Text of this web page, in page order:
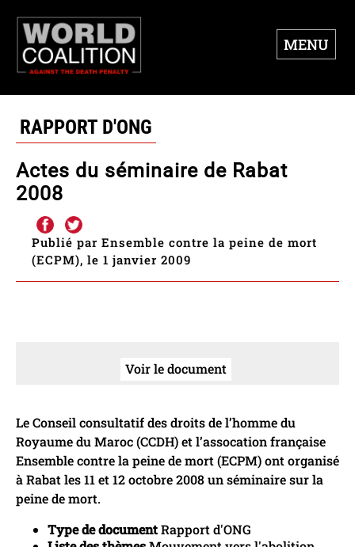
MENU
RAPPORT D'ONG
Actes du séminaire de Rabat
2008
Publié par Ensemble contre la peine de mort
(ECPM), le 1 janvier 2009
Voir le document
Le Conseil consultatif des droits de l’homme du
Royaume du Maroc (CCDH) et l’assocation française
Ensemble contre la peine de mort (ECPM) ont organisé
à Rabat les 11 et 12 octobre 2008 un séminaire sur la
peine de mort.
Type de documentRapport d'ONG